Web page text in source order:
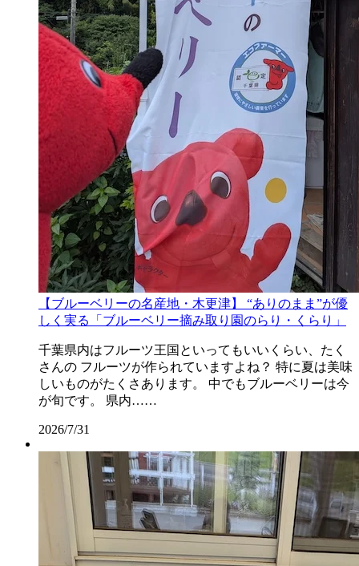
【ブルーベリーの名産地・木更津】 “ありのまま”が優
しく実る「ブルーベリー摘み取り園のらり・くらり」
千葉県内はフルーツ王国といってもいいくらい、たく
さんの フルーツが作られていますよね？ 特に夏は美味
しいものがたくさあります。 中でもブルーベリーは今
が旬です。 県内……
2026/7/31